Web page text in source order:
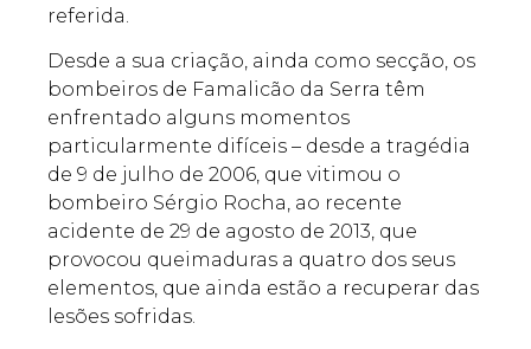
referida.
Desde a sua criação, ainda como secção, os
bombeiros de Famalicão da Serra têm
enfrentado alguns momentos
particularmente difíceis – desde a tragédia
de 9 de julho de 2006, que vitimou o
bombeiro Sérgio Rocha, ao recente
acidente de 29 de agosto de 2013, que
provocou queimaduras a quatro dos seus
elementos, que ainda estão a recuperar das
lesões sofridas.